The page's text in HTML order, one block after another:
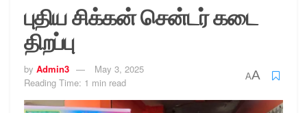
புதிய சிக்கன் சென்டர் கடை
திறப்பு
by Admin3
May 3, 2025
Reading Time: 1 min read
AA